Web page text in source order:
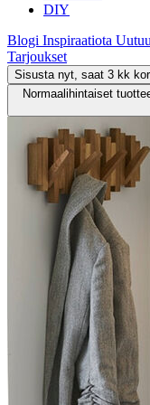
DIY
Blogi Inspiraatiota
Tarjoukset
Sisusta nyt, saat 3 kk
Normaalihintaiset